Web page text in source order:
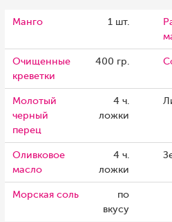
Манго 1 шт.
Очищенные
креветки
400 гр.
Молотый
черный
перец
4 ч.
ложки
Оливковое
масло
4 ч.
ложки
Морская соль
по
вкусу